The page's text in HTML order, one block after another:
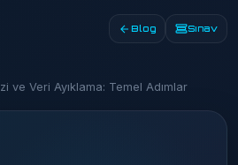
Blog Sınav
ve Veri Ayıklama: Temel Adımlar